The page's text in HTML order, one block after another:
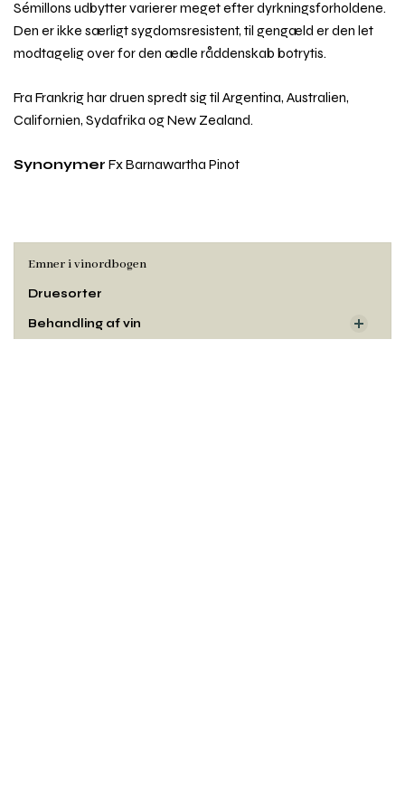
Sémillons udbytter varierer meget efter dyrkningsforholdene.
Den er ikke særligt sygdomsresistent, til gengæld er den let
modtagelig over for den ædle råddenskab botrytis.
Fra Frankrig har druen spredt sig til Argentina, Australien,
Californien, Sydafrika og New Zealand.
Synonymer Fx Barnawartha Pinot
Emner i vinordbogen
Druesorter
Behandling af vin